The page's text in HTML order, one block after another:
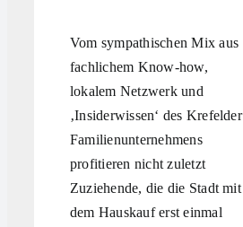
Vom sympathischen Mix aus
fachlichem Know-how,
lokalem Netzwerk und
‚Insiderwissen‘ des Krefelder
Familienunternehmens
profitieren nicht zuletzt
Zuziehende, die die Stadt mit
dem Hauskauf erst einmal